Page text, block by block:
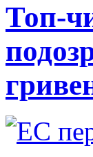
Топ-